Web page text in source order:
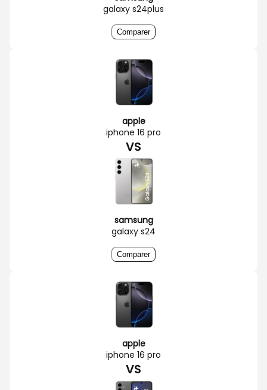
galaxy s24plus
Comparer
apple
iphone 16 pro
VS
samsung
galaxy s24
Comparer
apple
iphone 16 pro
VS